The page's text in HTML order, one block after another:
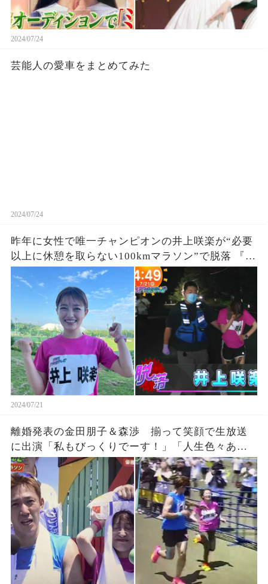
2024/07/24
芸能人の愛車をまとめてみた
2024/07/24
昨年に女性で唯一チャンピオンの井上咲楽が“必要
以上に休憩を取らない100kmマラソン”で脱落 『27
時間テレビ』鬼企画「100kmサバイバルマラソ
ン」に猛激怒、、、死んだら責任取れるの？
2024/07/21
離婚発表の金田朋子＆森渉 揃って笑顔で生放送
に出演「私もびっくりでーす！」「人生色々ある
よな。」